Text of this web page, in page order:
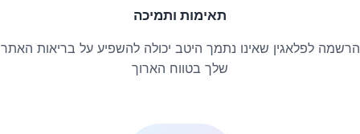
תאימות ותמיכה
הרשמה לפלאגין שאינו נתמך היטב יכולה להשפיע על בריאות האתר
שלך בטווח הארוך